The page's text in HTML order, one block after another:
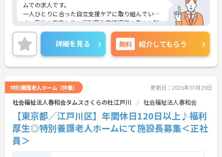
ムでの求人です。
一人ひとりに合った自立支援ケアに取り組んでいま
す。母体の安定より、福利厚生等待遇面の良さも魅
力♪
ご興味のある方はお気軽にお問い合わせ下さい。
詳細を見る 無料 紹介してもらう
特別養護老人ホーム（特養） 更新日：2026年07月29日
社会福祉法人春和会タムスさくらの杜江戸川 社会福祉法人春和会
【東京都／江戸川区】年間休日120日以上♪福利
厚生◎特別養護老人ホームにて施設長募集＜正社
員＞